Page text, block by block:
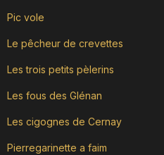
Pic vole
Le pêcheur de crevettes
Les trois petits pèlerins
Les fous des Glénan
Les cigognes de Cernay
Pierregarinette a faim